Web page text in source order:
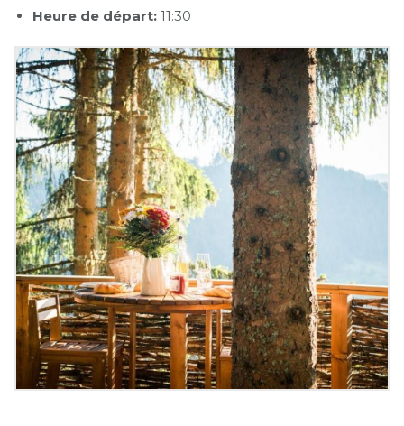
Heure de départ: 11:30